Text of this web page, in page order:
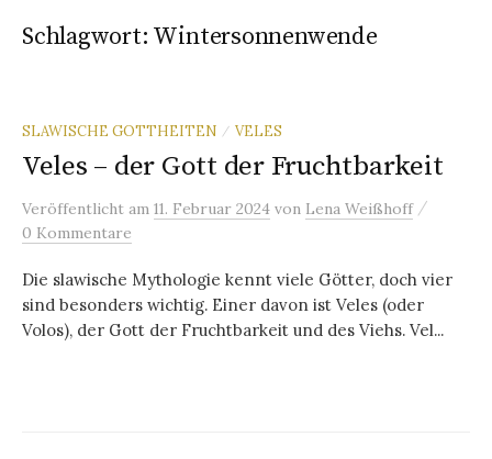
Schlagwort: Wintersonnenwende
SLAWISCHE GOTTHEITEN / VELES
Veles – der Gott der Fruchtbarkeit
Veröffentlicht am 11. Februar 2024 von Lena Weißhoff /
0 Kommentare
Die slawische Mythologie kennt viele Götter, doch vier
sind besonders wichtig. Einer davon ist Veles (oder
Volos), der Gott der Fruchtbarkeit und des Viehs. Vel...